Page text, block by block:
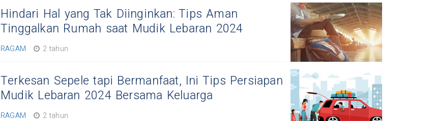
Hindari Hal yang Tak Diinginkan: Tips Aman
Tinggalkan Rumah saat Mudik Lebaran 2024
RAGAM 2 tahun
Terkesan Sepele tapi Bermanfaat, Ini Tips Persiapan
Mudik Lebaran 2024 Bersama Keluarga
RAGAM 2 tahun